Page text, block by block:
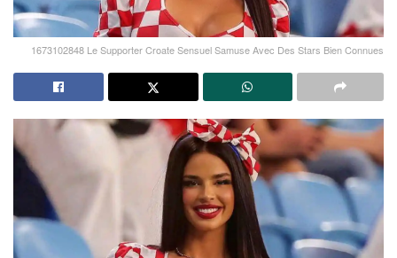
1673102848 Le Supporter Croate Sensuel Samuse Avec Des Stars Bien Connues